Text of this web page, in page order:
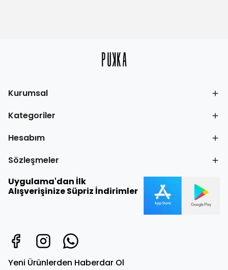
Kurumsal
Kategoriler
Hesabım
Sözleşmeler
Uygulama'dan İlk
Alışverişinize Süpriz İndirimler
Yeni Ürünlerden Haberdar Ol